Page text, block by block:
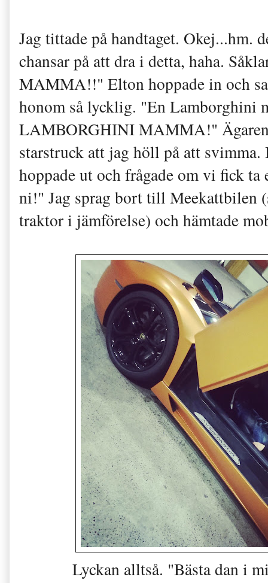
Jag tittade på handtaget. Okej...hm.
chansar på att dra i detta, haha.
MAMMA!!" Elton hoppade in och
honom så lycklig. "En Lamborghini
LAMBORGHINI MAMMA!" Ägaren
starstruck att jag höll på att svimma.
hoppade ut och frågade om vi fick
ni!" Jag sprag bort till Meekattbilen
traktor i jämförelse) och hämtade
Lyckan alltså. "Bästa dan i